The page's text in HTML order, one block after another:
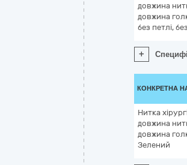
довжина
довжина
без петлі,
+
КОНКРЕТНА
Нитка
довжина
довжина
Зелений